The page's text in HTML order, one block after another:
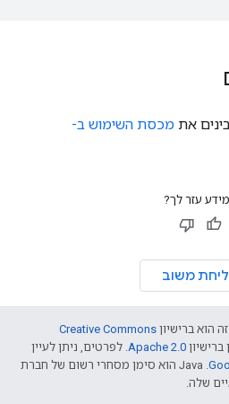
את מכסת השימוש ב-
עזר לך?
משוב
הוא ברישיון Creative Commons
Apache 2.0. לפרטים, ניתן לעיין
.‏ Java הוא סימן מסחרי רשום של חברת